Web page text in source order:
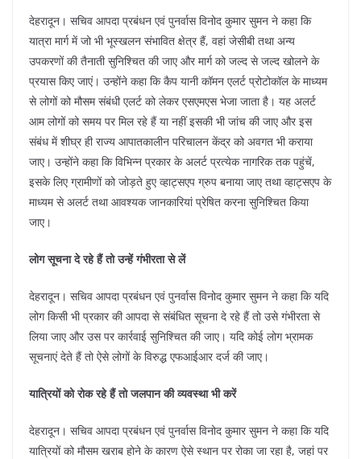
देहरादून। सचिव आपदा प्रबंधन एवं पुनर्वास विनोद कुमार सुमन ने कहा कि
यात्रा मार्ग में जो भी भूस्खलन संभावित क्षेत्र हैं, वहां जेसीबी तथा अन्य
उपकरणों की तैनाती सुनिश्चित की जाए और मार्ग को जल्द से जल्द खोलने के
प्रयास किए जाएं। उन्होंने कहा कि कैप यानी कॉमन एलर्ट प्रोटोकॉल के माध्यम
से लोगों को मौसम संबंधी एलर्ट को लेकर एसएमएस भेजा जाता है। यह अलर्ट
आम लोगों को समय पर मिल रहे हैं या नहीं इसकी भी जांच की जाए और इस
संबंध में शीघ्र ही राज्य आपातकालीन परिचालन केंद्र को अवगत भी कराया
जाए। उन्होंने कहा कि विभिन्न प्रकार के अलर्ट प्रत्येक नागरिक तक पहुंचें,
इसके लिए ग्रामीणों को जोड़ते हुए व्हाट्सएप ग्रुप बनाया जाए तथा व्हाट्सएप के
माध्यम से अलर्ट तथा आवश्यक जानकारियां प्रेषित करना सुनिश्चित किया
जाए।
लोग सूचना दे रहे हैं तो उन्हें गंभीरता से लें
देहरादून। सचिव आपदा प्रबंधन एवं पुनर्वास विनोद कुमार सुमन ने कहा कि यदि
लोग किसी भी प्रकार की आपदा से संबंधित सूचना दे रहे हैं तो उसे गंभीरता से
लिया जाए और उस पर कार्रवाई सुनिश्चित की जाए। यदि कोई लोग भ्रामक
सूचनाएं देते हैं तो ऐसे लोगों के विरुद्ध एफआईआर दर्ज की जाए।
यात्रियों को रोक रहे हैं तो जलपान की व्यवस्था भी करें
देहरादून। सचिव आपदा प्रबंधन एवं पुनर्वास विनोद कुमार सुमन ने कहा कि यदि
यात्रियों को मौसम खराब होने के कारण ऐसे स्थान पर रोका जा रहा है, जहां पर